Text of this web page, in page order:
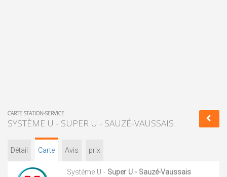
CARTE STATION-SERVICE
SYSTÈME U - SUPER U - SAUZÉ-VAUSSAIS
Détail Carte Avis prix
Système U - Super U - Sauzé-Vaussais